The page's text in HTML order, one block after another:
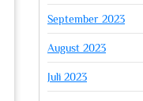
September 2023
August 2023
Juli 2023